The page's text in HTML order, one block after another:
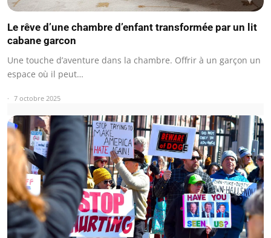
Le rêve d’une chambre d’enfant transformée par un lit
cabane garcon
Une touche d’aventure dans la chambre. Offrir à un garçon un
espace où il peut…
7 octobre 2025